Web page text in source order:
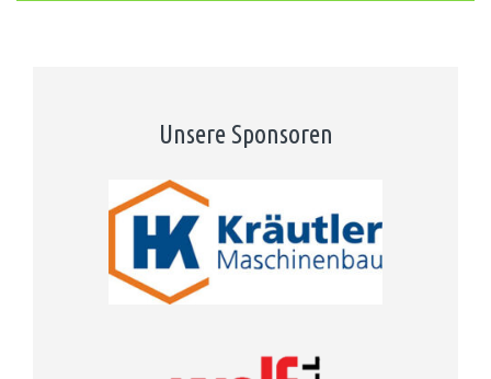
Unsere Sponsoren